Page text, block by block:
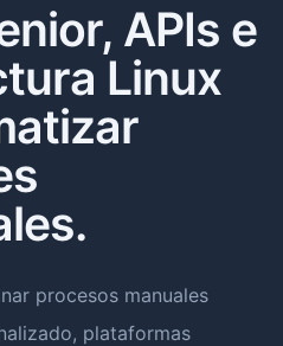
APIs e
Linux
procesos manuales
plataformas